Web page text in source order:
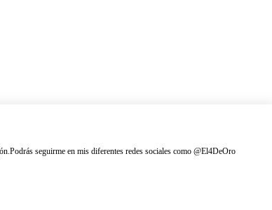
seguirme en mis diferentes redes sociales como @El4DeOro